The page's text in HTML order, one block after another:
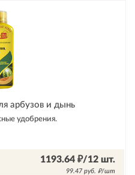
арбузов и дынь
удобрения.
1193.64 ₽/12 шт.
99.47 руб. ₽/шт